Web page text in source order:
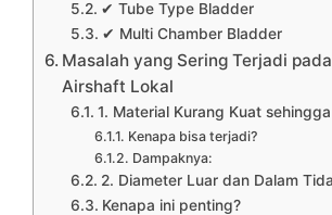
✔ Tube Type Bladder
✔ Multi Chamber Bladder
Masalah yang Sering Terjadi
Airshaft Lokal
1. Material Kurang Kuat
Kenapa bisa terjadi?
Dampaknya:
2. Diameter Luar dan Dalam
Kenapa ini penting?